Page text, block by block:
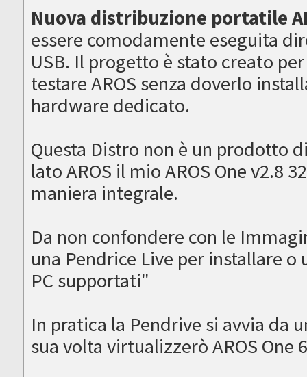
Nuova distribuzione portatile
essere comodamente eseguita
USB. Il progetto è stato creato
testare AROS senza doverlo
hardware dedicato.
Questa Distro non è un prodotto
lato AROS il mio AROS One v2.8
maniera integrale.
Da non confondere con le
una Pendrice Live per installare o
PC supportati"
In pratica la Pendrive si avvia da
sua volta virtualizzerò AROS One